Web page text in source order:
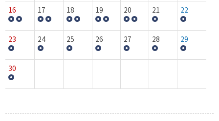
16 17 18 19 20 21 22
23 24 25 26 27 28 29
30